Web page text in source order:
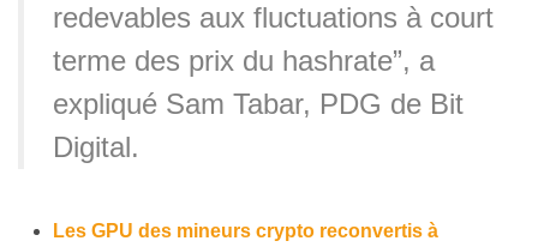
redevables aux fluctuations à court
terme des prix du hashrate”, a
expliqué Sam Tabar, PDG de Bit
Digital.
Les GPU des mineurs crypto reconvertis à